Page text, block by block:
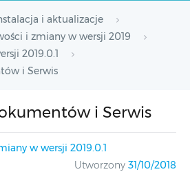
i aktualizacje
i zmiany w wersji 2019
2019.0.1
i Serwis
i Serwis
w wersji 2019.0.1
Utworzony 31/10/2018